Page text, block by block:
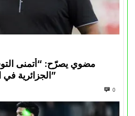
مضوي يصرّح: “أتمنى
الجزائرية في المسابقات القارية”
0